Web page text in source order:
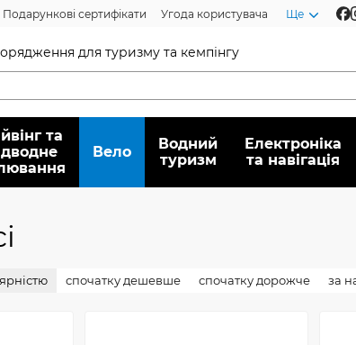
Подарункові сертифікати Угода користувача Ще
для туризму та кемпінгу
та
Вело
Водний
туризм
Електроніка
та навігація
спочатку дешевше спочатку дорожче за